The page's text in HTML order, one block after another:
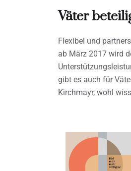
Väter
Flexibel und
ab März 2017 wird
gibt es auch für
Kirchmayr, wohl